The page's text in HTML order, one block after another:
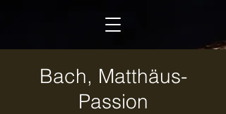
Bach, Matthäus-
Passion